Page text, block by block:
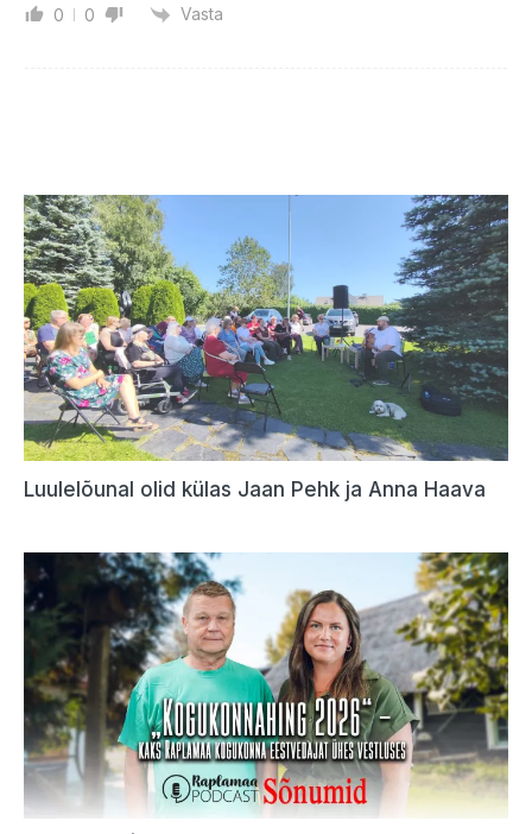
0 0 Vasta
Luulelõunal olid külas Jaan Pehk ja Anna Haava